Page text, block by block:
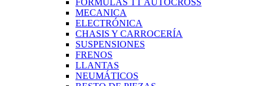
FORMULAS TT AUTOCROSS
MECANICA
ELECTRÓNICA
CHASIS Y CARROCERÍA
SUSPENSIONES
FRENOS
LLANTAS
NEUMÁTICOS